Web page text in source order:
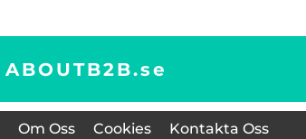
ABOUTB2B.se
Om Oss Cookies Kontakta Oss